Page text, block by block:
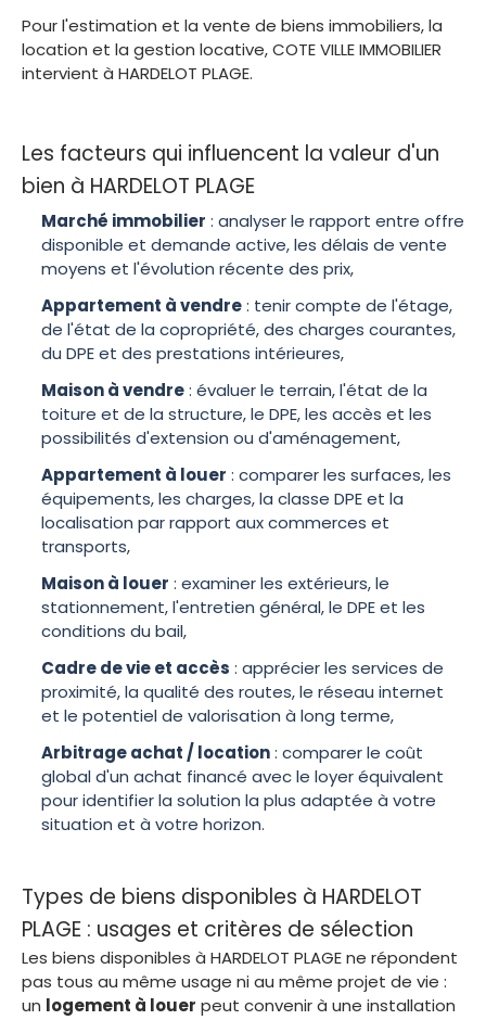
Pour l'estimation et la vente de biens immobiliers, la
location et la gestion locative, COTE VILLE IMMOBILIER
intervient à HARDELOT PLAGE.
Les facteurs qui influencent la valeur d'un
bien à HARDELOT PLAGE
Marché immobilier : analyser le rapport entre offre
disponible et demande active, les délais de vente
moyens et l'évolution récente des prix,
Appartement à vendre: tenir compte de l'étage,
de l'état de la copropriété, des charges courantes,
du DPE et des prestations intérieures,
Maison à vendre: évaluer le terrain, l'état de la
toiture et de la structure, le DPE, les accès et les
possibilités d'extension ou d'aménagement,
Appartement à louer : comparer les surfaces, les
équipements, les charges, la classe DPE et la
localisation par rapport aux commerces et
transports,
Maison à louer : examiner les extérieurs, le
stationnement, l'entretien général, le DPE et les
conditions du bail,
Cadre de vie et accès : apprécier les services de
proximité, la qualité des routes, le réseau internet
et le potentiel de valorisation à long terme,
Arbitrage achat / location: comparer le coût
global d'un achat financé avec le loyer équivalent
pour identifier la solution la plus adaptée à votre
situation et à votre horizon.
Types de biens disponibles à HARDELOT
PLAGE : usages et critères de sélection
Les biens disponibles à HARDELOT PLAGE ne répondent
pas tous au même usage ni au même projet de vie :
un logement à louer peut convenir à une installation